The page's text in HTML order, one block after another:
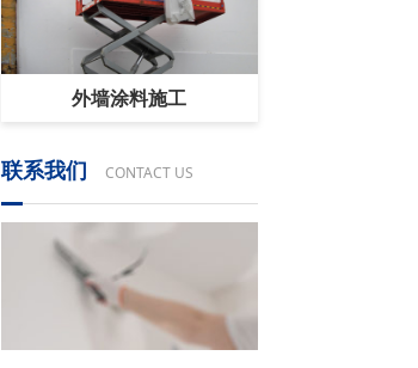
外墙涂料施工
联系我们 CONTACT US